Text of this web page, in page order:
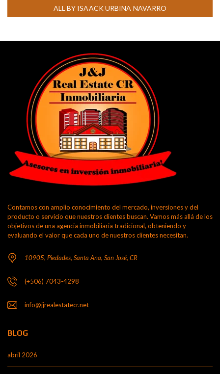
ALL BY ISAACK URBINA NAVARRO
Contamos con amplio conocimiento del mercado, inversiones y del
producto o servicio que nuestros clientes buscan. Vamos más allá de los
objetivos de una agencia inmobiliaria tradicional, obteniendo y
evaluando el valor que cada uno de nuestros clientes necesitan.
10905, Piedades, Santa Ana, San José, CR
(+506) 7043-4298
info@jjrealestatecr.net
BLOG
abril 2026